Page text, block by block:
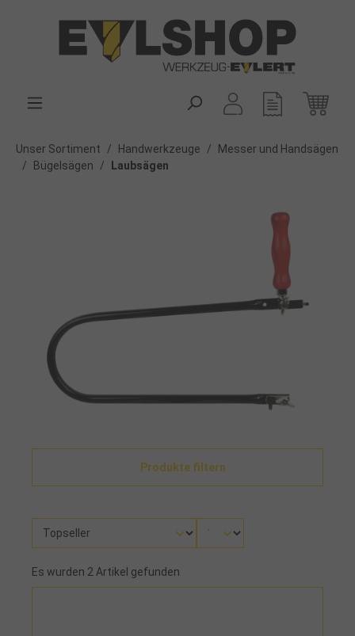
Unser Sortiment / Handwerkzeuge /
Messer und Handsägen
/
Bügelsägen / Laubsägen
Produkte filtern
Es wurden 2 Artikel gefunden